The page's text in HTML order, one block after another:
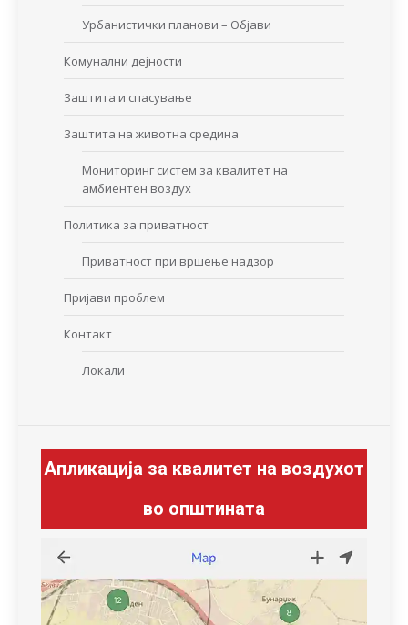
Урбанистички планови – Објави
Комунални дејности
Заштита и спасување
Заштита на животна средина
Мониторинг систем за квалитет на
амбиентен воздух
Политика за приватност
Приватност при вршење надзор
Пријави проблем
Контакт
Локали
Апликација за квалитет на воздухот
во општината